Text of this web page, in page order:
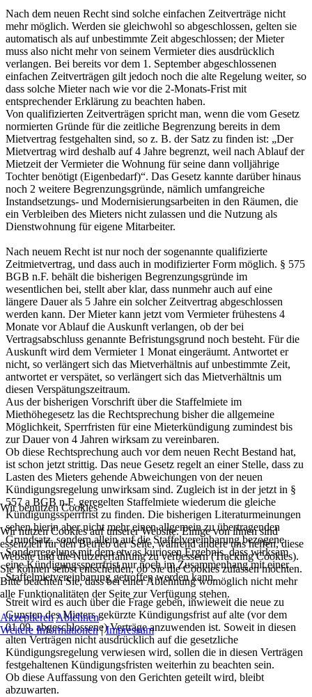
Nach dem neuen Recht sind solche einfachen Zeitverträge nicht
mehr möglich. Werden sie gleichwohl so abgeschlossen, gelten sie
automatisch als auf unbestimmte Zeit abgeschlossen; der Mieter
muss also nicht mehr von seinem Vermieter dies ausdrücklich
verlangen. Bei bereits vor dem 1. September abgeschlossenen
einfachen Zeitverträgen gilt jedoch noch die alte Regelung weiter, so
dass solche Mieter nach wie vor die 2-Monats-Frist mit
entsprechender Erklärung zu beachten haben.
Von qualifizierten Zeitverträgen spricht man, wenn die vom Gesetz
normierten Gründe für die zeitliche Begrenzung bereits in dem
Mietvertrag festgehalten sind, so z. B. der Satz zu finden ist: „Der
Mietvertrag wird deshalb auf 4 Jahre begrenzt, weil nach Ablauf der
Mietzeit der Vermieter die Wohnung für seine dann volljährige
Tochter benötigt (Eigenbedarf)“. Das Gesetz kannte darüber hinaus
noch 2 weitere Begrenzungsgründe, nämlich umfangreiche
Instandsetzungs- und Modernisierungsarbeiten in den Räumen, die
ein Verbleiben des Mieters nicht zulassen und die Nutzung als
Dienstwohnung für eigene Mitarbeiter.
Nach neuem Recht ist nur noch der sogenannte qualifizierte
Zeitmietvertrag, und dass auch in modifizierter Form möglich. § 575
BGB n.F. behält die bisherigen Begrenzungsgründe im
wesentlichen bei, stellt aber klar, dass nunmehr auch auf eine
längere Dauer als 5 Jahre ein solcher Zeitvertrag abgeschlossen
werden kann. Der Mieter kann jetzt vom Vermieter frühestens 4
Monate vor Ablauf die Auskunft verlangen, ob der bei
Vertragsabschluss genannte Befristungsgrund noch besteht. Für die
Auskunft wird dem Vermieter 1 Monat eingeräumt. Antwortet er
nicht, so verlängert sich das Mietverhältnis auf unbestimmte Zeit,
antwortet er verspätet, so verlängert sich das Mietverhältnis um
diesen Verspätungszeitraum.
Aus der bisherigen Vorschrift über die Staffelmiete im
Miethöhegesetz las die Rechtsprechung bisher die allgemeine
Möglichkeit, Sperrfristen für eine Mieterkündigung zumindest bis
zur Dauer von 4 Jahren wirksam zu vereinbaren.
Ob diese Rechtsprechung auch vor dem neuen Recht Bestand hat,
ist schon jetzt strittig. Das neue Gesetz regelt an einer Stelle, dass zu
Lasten des Mieters gehende Abweichungen von der neuen
Kündigungsregelung unwirksam sind. Zugleich ist in der jetzt in §
557 a BGB n.F. geregelten Staffelmiete wiederum die gleiche
Kündigungssperrfrist zu finden. Die bisherigen Literaturmeinungen
sehen hierin aber nicht mehr einen allgemein zu übertragenden
Grundsatz, sondern allein auf die Staffelvereinbarung bezogene
Sonderregelung mit dem etwas kuriosen Ergebnis, dass wirksam
eine Kündigungssperrfrist nur noch im Zusammenhang mit einer
Staffelmietvereinbarung getroffen werden kann.
Streit wird es auch über die Frage geben, inwieweit die neue zu
Gunsten des Mieters gekürzte Kündigungsfrist auf alte (vor dem
01.09. abgeschlossene) Verträge anzuwenden ist. Soweit in diesen
alten Verträgen nicht ausdrücklich auf die gesetzliche
Kündigungsregelung verwiesen wird, sollen die in diesen Verträgen
festgehaltenen Kündigungsfristen weiterhin zu beachten sein.
Ob diese Auffassung von den Gerichten geteilt wird, bleibt
abzuwarten.
Wir benutzen Cookies
Wir nutzen Cookies auf unserer Website. Einige von ihnen sind
essenziell für den Betrieb der Seite, während andere uns helfen, diese
Website und die Nutzererfahrung zu verbessern (Tracking Cookies).
Sie können selbst entscheiden, ob Sie die Cookies zulassen möchten.
Bitte beachten Sie, dass bei einer Ablehnung womöglich nicht mehr
alle Funktionalitäten der Seite zur Verfügung stehen.
AkzeptierenAblehnen
Weitere Informationen|Impressum